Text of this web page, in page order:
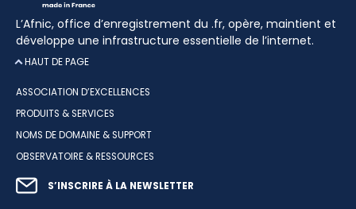
L’Afnic, office d’enregistrement du .fr, opère, maintient et
développe une infrastructure essentielle de l’internet.
HAUT DE PAGE
ASSOCIATION D’EXCELLENCES
PRODUITS & SERVICES
NOMS DE DOMAINE & SUPPORT
OBSERVATOIRE & RESSOURCES
S’INSCRIRE À LA NEWSLETTER